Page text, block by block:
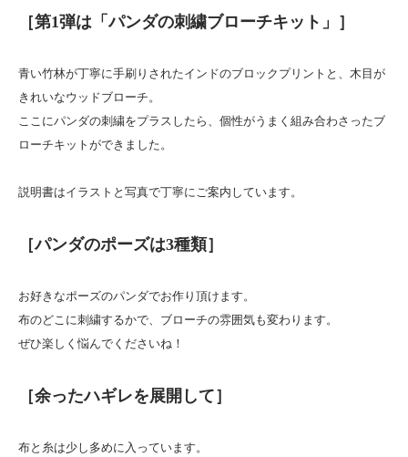
［第1弾は「パンダの刺繍ブローチキット」］
青い竹林が丁寧に手刷りされたインドのブロックプリントと、木目が
きれいなウッドブローチ。
ここにパンダの刺繍をプラスしたら、個性がうまく組み合わさったブ
ローチキットができました。
説明書はイラストと写真で丁寧にご案内しています。
［パンダのポーズは3種類］
お好きなポーズのパンダでお作り頂けます。
布のどこに刺繍するかで、ブローチの雰囲気も変わります。
ぜひ楽しく悩んでくださいね！
［余ったハギレを展開して］
布と糸は少し多めに入っています。